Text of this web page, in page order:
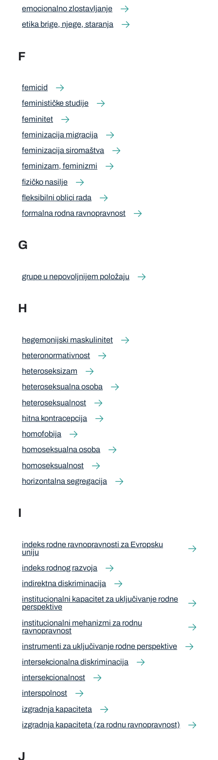
emocionalno zlostavljanje
etika brige, njege, staranja
F
femicid
feminističke studije
feminitet
feminizacija migracija
feminizacija siromaštva
feminizam, feminizmi
fizičko nasilje
fleksibilni oblici rada
formalna rodna ravnopravnost
G
grupe u nepovoljnijem položaju
H
hegemonijski maskulinitet
heteronormativnost
heteroseksizam
heteroseksualna osoba
heteroseksualnost
hitna kontracepcija
homofobija
homoseksualna osoba
homoseksualnost
horizontalna segregacija
I
indeks rodne ravnopravnosti za Evropsku
uniju
indeks rodnog razvoja
indirektna diskriminacija
institucionalni kapacitet za uključivanje rodne
perspektive
institucionalni mehanizmi za rodnu
ravnopravnost
instrumenti za uključivanje rodne perspektive
intersekcionalna diskriminacija
intersekcionalnost
interspolnost
izgradnja kapaciteta
izgradnja kapaciteta (za rodnu ravnopravnost)
J